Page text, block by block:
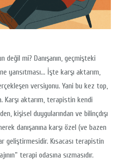
değil mi? Danışanın, geçmişteki
yansıtması… İşte karşı aktarım,
versiyonu. Yani bu kez top,
Karşı aktarım, terapistin kendi
kişisel duygularından ve bilinçdışı
danışanına karşı özel (ve bazen
geliştirmesidir. Kısacası terapistin
terapi odasına sızmasıdır.